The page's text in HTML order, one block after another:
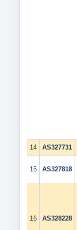
14 AS327731
15 AS327818
16 AS328228